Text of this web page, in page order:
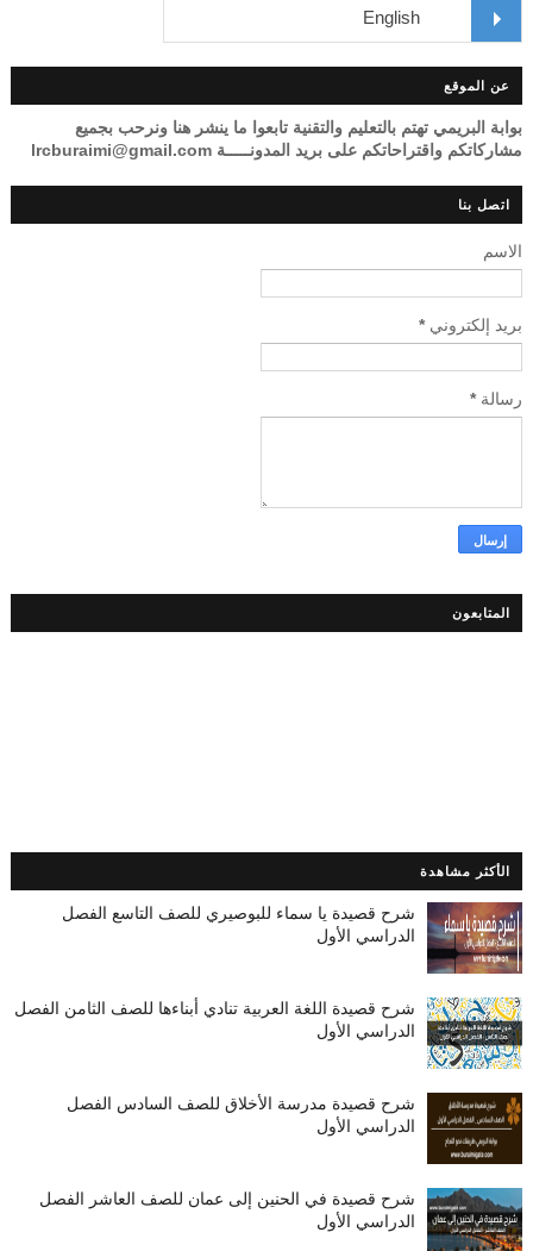
عن الموقع
بوابة البريمي تهتم بالتعليم والتقنية تابعوا ما ينشر هنا ونرحب بجميع
مشاركاتكم واقتراحاتكم على بريد المدونـــــة lrcburaimi@gmail.com
اتصل بنا
الاسم
بريد إلكتروني*
رسالة*
المتابعون
الأكثر مشاهدة
شرح قصيدة يا سماء للبوصيري للصف التاسع الفصل
الدراسي الأول
شرح قصيدة اللغة العربية تنادي أبناءها للصف الثامن الفصل
الدراسي الأول
شرح قصيدة مدرسة الأخلاق للصف السادس الفصل
الدراسي الأول
شرح قصيدة في الحنين إلى عمان للصف العاشر الفصل
الدراسي الأول